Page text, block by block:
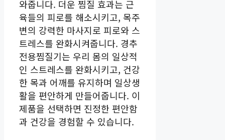
와줍니다. 더운 찜질 효과는 근
육들의 피로를 해소시키고, 목주
변의 강력한 마사지로 피로와 스
트레스를 완화시켜줍니다. 경추
전용찜질기는 우리 몸의 일상적
인 스트레스를 완화시키고, 건강
한 목과 어깨를 유지하며 일상생
활을 편안하게 만들어줍니다. 이
제품을 선택하면 진정한 편안함
과 건강을 경험할 수 있습니다.